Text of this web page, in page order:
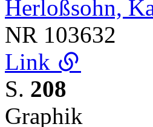
Herloßsohn,
NR 103632
Link
S. 208
Graphik